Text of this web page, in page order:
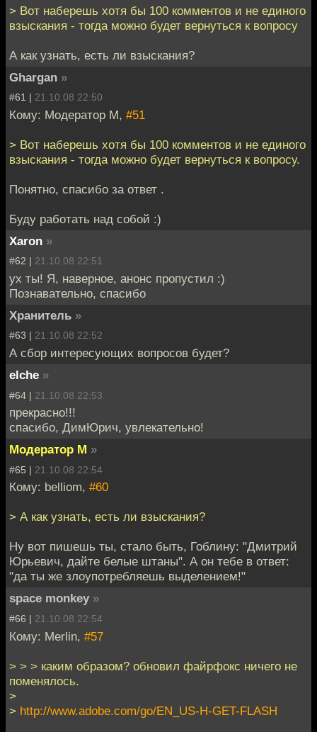
> Вот наберешь хотя бы 100 комментов и не единого
взыскания - тогда можно будет вернуться к вопросу
А как узнать, есть ли взыскания?
Ghargan »
#61 | 21.10.08 22:50
Кому: Модератор М, #51
> Вот наберешь хотя бы 100 комментов и не единого
взыскания - тогда можно будет вернуться к вопросу.
Понятно, спасибо за ответ .
Буду работать над собой :)
Xaron »
#62 | 21.10.08 22:51
ух ты! Я, наверное, анонс пропустил :)
Познавательно, спасибо
Хранитель »
#63 | 21.10.08 22:52
А сбор интересующих вопросов будет?
elche »
#64 | 21.10.08 22:53
прекрасно!!!
спасибо, ДимЮрич, увлекательно!
Модератор М »
#65 | 21.10.08 22:54
Кому: belliom, #60
> А как узнать, есть ли взыскания?
Ну вот пишешь ты, стало быть, Гоблину: "Дмитрий
Юрьевич, дайте белые штаны". А он тебе в ответ:
"да ты же злоупотребляешь выделением!"
space monkey »
#66 | 21.10.08 22:54
Кому: Merlin, #57
> > > каким образом? обновил файрфокс ничего не
поменялось.
>
> http://www.adobe.com/go/EN_US-H-GET-FLASH